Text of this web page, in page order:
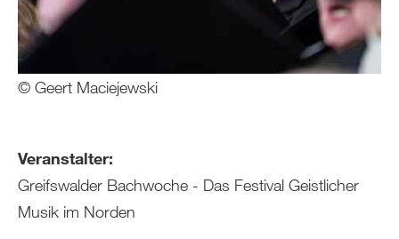
© Geert Maciejewski
Veranstalter:
Greifswalder Bachwoche - Das Festival Geistlicher
Musik im Norden